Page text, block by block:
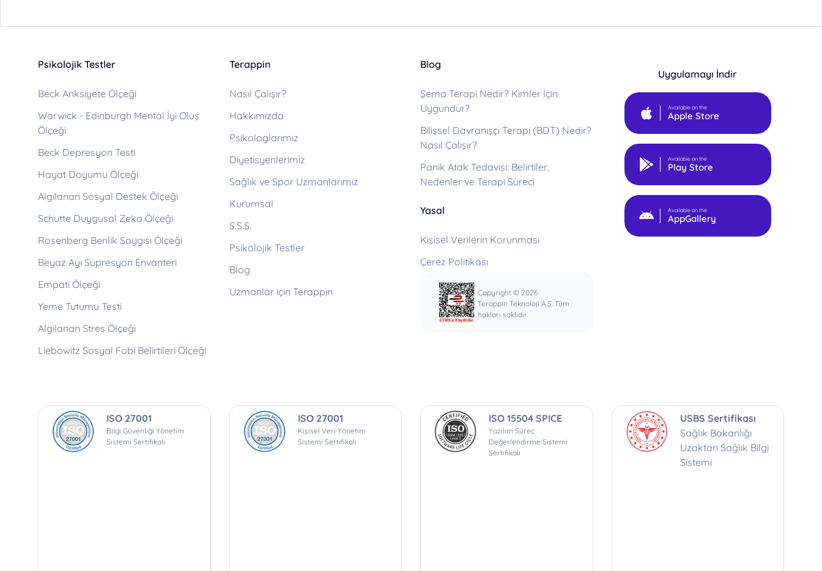
Terappin
Nasıl Çalışır?
Hakkımızda
Psikologlarımız
Diyetisyenlerimiz
Sağlık ve Spor Uzmanlarımız
Kurumsal
S.S.S.
Psikolojik Testler
Blog
Uzmanlar için Terappin
Blog
Şema Terapi Nedir? Kimler İçin
Uygundur?
Bilişsel Davranışçı Terapi (BDT) Nedir?
Nasıl Çalışır?
Panik Atak Tedavisi: Belirtiler,
Nedenler ve Terapi Süreci
Yasal
Kişisel Verilerin Korunması
Çerez Politikası
Copyright © 2026
Terappin Teknoloji A.Ş. Tüm
hakları saklıdır.
Psikolojik Testler
Beck Anksiyete Ölçeği
Warwick - Edinburgh Mental İyi Oluş
Ölçeği
Beck Depresyon Testi
Hayat Doyumu Ölçeği
Algılanan Sosyal Destek Ölçeği
Schutte Duygusal Zeka Ölçeği
Rosenberg Benlik Saygısı Ölçeği
Beyaz Ayı Supresyon Envanteri
Empati Ölçeği
Yeme Tutumu Testi
Algılanan Stres Ölçeği
Liebowitz Sosyal Fobi Belirtileri Ölçeği
Uygulamayı İndir
Available on the
Apple Store
Available on the
Play Store
Available on the
AppGallery
ISO 27001
Bilgi Güvenliği Yönetim
Sistemi Sertifikalı
ISO 27001
Kişisel Veri Yönetim
Sistemi Sertifikalı
ISO 15504 SPICE
Yazılım Süreç
Değerlendirme Sistemi
Sertifikalı
USBS Sertifikası
Sağlık Bakanlığı
Uzaktan Sağlık Bilgi
Sistemi